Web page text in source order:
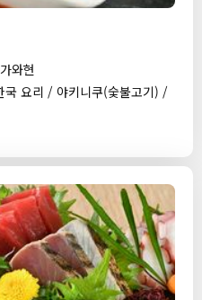
와현
국 요리 / 야키니쿠(숯불고기) /